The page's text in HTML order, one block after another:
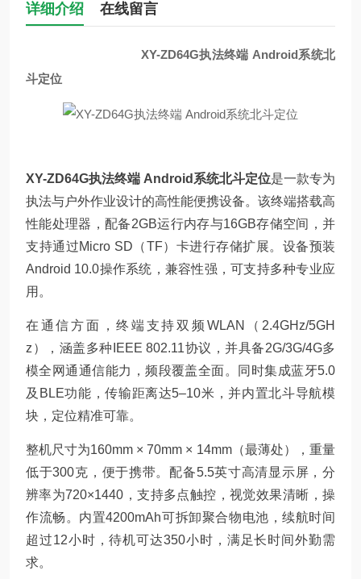
详细介绍 在线留言
XY-ZD64G执法终端 Android系统北
斗定位
XY-ZD64G执法终端 Android系统北斗定位是一款专为
执法与户外作业设计的高性能便携设备。该终端搭载高
性能处理器，配备2GB运行内存与16GB存储空间，并
支持通过Micro SD（TF）卡进行存储扩展。设备预装
Android 10.0操作系统，兼容性强，可支持多种专业应
用。
在通信方面，终端支持双频WLAN（2.4GHz/5GH
z），涵盖多种IEEE 802.11协议，并具备2G/3G/4G多
模全网通通信能力，频段覆盖全面。同时集成蓝牙5.0
及BLE功能，传输距离达5–10米，并内置北斗导航模
块，定位精准可靠。
整机尺寸为160mm × 70mm × 14mm（最薄处），重量
低于300克，便于携带。配备5.5英寸高清显示屏，分
辨率为720×1440，支持多点触控，视觉效果清晰，操
作流畅。内置4200mAh可拆卸聚合物电池，续航时间
超过12小时，待机可达350小时，满足长时间外勤需
求。